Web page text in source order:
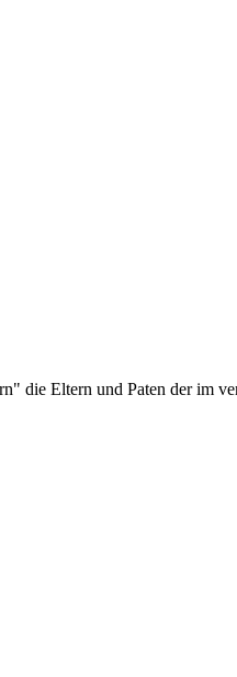
die Eltern und Paten der im